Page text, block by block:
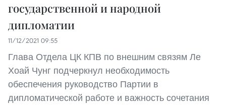
государственной и народной
дипломатии
11/12/2021 09:55
Глава Отдела ЦК КПВ по внешним связям Ле
Хоай Чунг подчеркнул необходимость
обеспечения руководство Партии в
дипломатической работе и важность сочетания